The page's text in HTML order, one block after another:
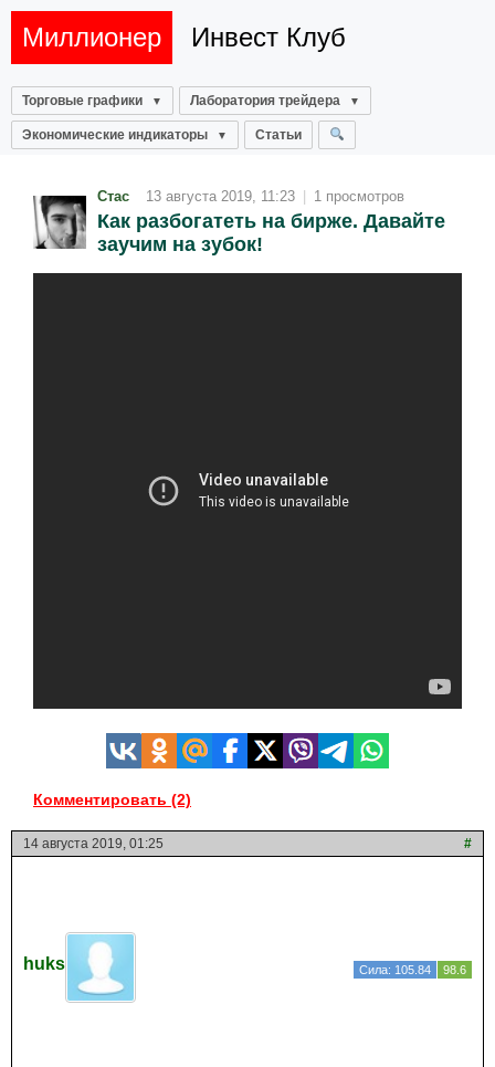
Миллионер Инвест Клуб
Торговые графики Лаборатория трейдера
Экономические индикаторы Статьи
Стас 13 августа 2019, 11:23 1 просмотров
Как разбогатеть на бирже. Давайте
заучим на зубок!
Комментировать (2)
14 августа 2019, 01:25 #
huks Сила: 105.84 98.6